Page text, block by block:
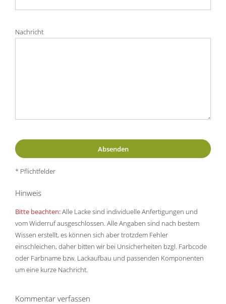
Nachricht
* Pflichtfelder
Hinweis
Bitte beachten:Alle Lacke sind individuelle Anfertigungen und
vom Widerruf ausgeschlossen. Alle Angaben sind nach bestem
Wissen erstellt, es können sich aber trotzdem Fehler
einschleichen, daher bitten wir bei Unsicherheiten bzgl. Farbcode
oder Farbname bzw. Lackaufbau und passenden Komponenten
um eine kurze Nachricht.
Kommentar verfassen